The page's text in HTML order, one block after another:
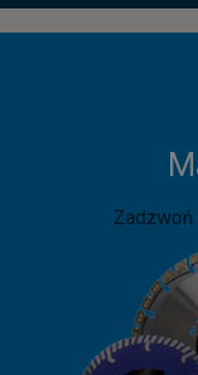
Zadzwoń